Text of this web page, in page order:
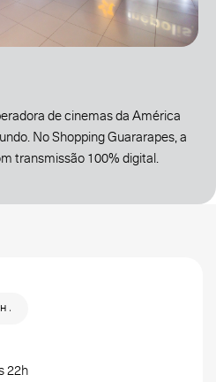
de cinemas da América
No Shopping Guararapes, a
transmissão 100% digital.
22H
22h